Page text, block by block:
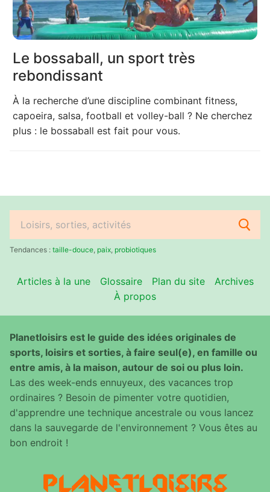
Le bossaball, un sport très
rebondissant
À la recherche d’une discipline combinant fitness,
capoeira, salsa, football et volley-ball ? Ne cherchez
plus : le bossaball est fait pour vous.
Rechercher
:Tendances : taille-douce paix probiotiques
Articles à la une Glossaire Plan du site
Archives
À propos
Planetloisirs est le guide des idées originales de
sports, loisirs et sorties, à faire seul(e), en famille ou
entre amis, à la maison, autour de soi ou plus loin.
Las des week-ends ennuyeux, des vacances trop
ordinaires ? Besoin de pimenter votre quotidien,
d'apprendre une technique ancestrale ou vous lancez
dans la sauvegarde de l'environnement ? Vous êtes au
bon endroit !